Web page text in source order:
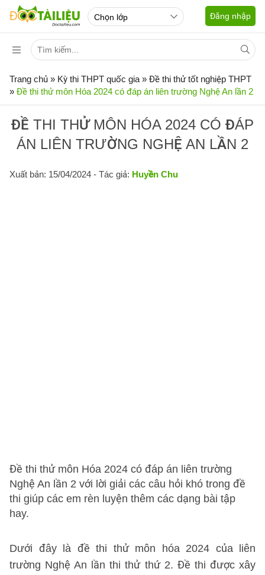
Đăng nhập
Trang chủ » Kỳ thi THPT quốc gia » Đề thi thử tốt nghiệp THPT
» Đề thi thử môn Hóa 2024 có đáp án liên trường Nghệ An lần 2
ĐỀ THI THỬ MÔN HÓA 2024 CÓ ĐÁP
ÁN LIÊN TRƯỜNG NGHỆ AN LẦN 2
Xuất bản: 15/04/2024 - Tác giả: Huyền Chu
Đề thi thử môn Hóa 2024 có đáp án liên trường
Nghệ An lần 2 với lời giải các câu hỏi khó trong đề
thi giúp các em rèn luyện thêm các dạng bài tập
hay.
Dưới đây là đề thi thử môn hóa 2024 của liên
trường Nghệ An lần thi thử thứ 2. Đề thi được xây